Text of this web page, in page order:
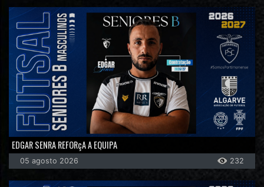
EDGAR SENRA REFORçA A EQUIPA
05 agosto 2026 232